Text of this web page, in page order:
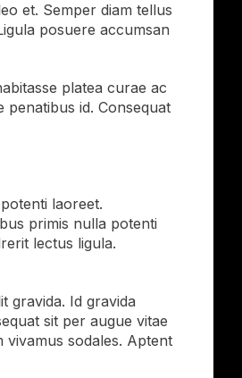
et. Semper diam tellus
posuere accumsan
platea curae ac
id. Consequat
laoreet.
primis nulla potenti
lectus ligula.
gravida. Id gravida
sit per augue vitae
sodales. Aptent